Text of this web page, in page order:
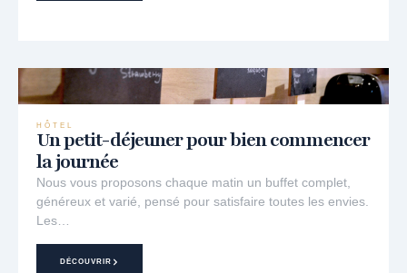
HÔTEL
Un petit-déjeuner pour bien commencer
la journée
Nous vous proposons chaque matin un buffet complet,
généreux et varié, pensé pour satisfaire toutes les envies.
Les…
DÉCOUVRIR